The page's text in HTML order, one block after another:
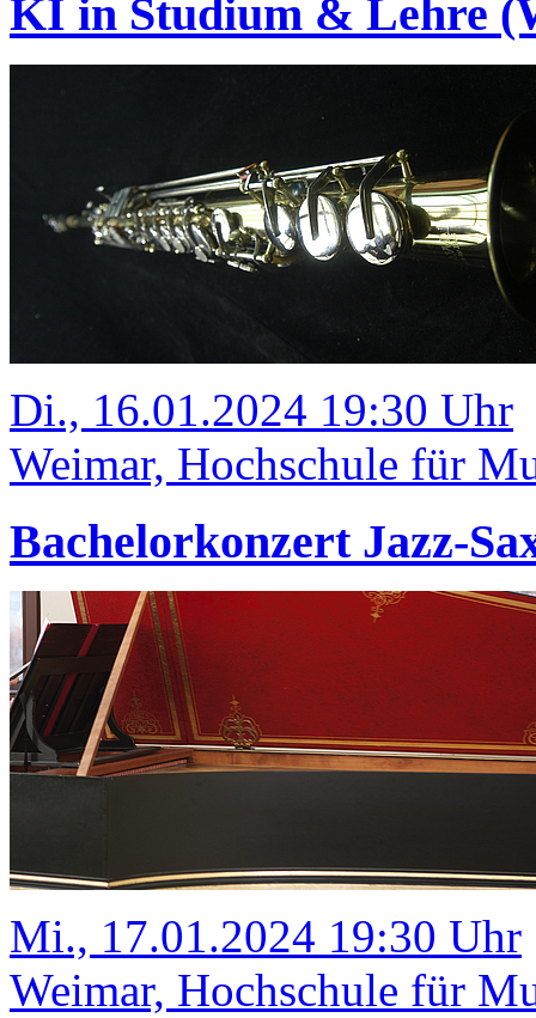
KI in Studium & Lehre
Di., 16.01.2024 19:30 Uhr
Weimar, Hochschule für
Bachelorkonzert Jazz-
Mi., 17.01.2024 19:30 Uhr
Weimar, Hochschule für